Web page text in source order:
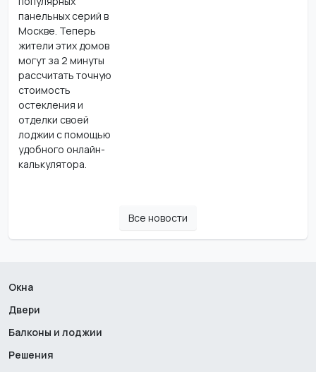
панельных серий в
Москве. Теперь
жители этих домов
могут за 2 минуты
рассчитать точную
стоимость
остекления и
отделки своей
лоджии с помощью
удобного онлайн-
калькулятора.
Все новости
Окна
Двери
Балконы и лоджии
Решения